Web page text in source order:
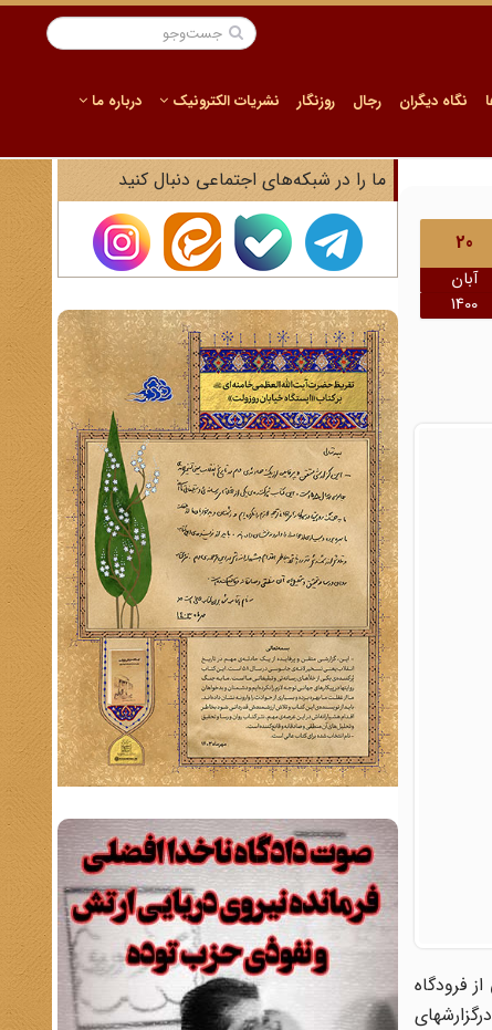
نگاه دیگران رجال روزنگار نشریات الکترونیک درباره ما
20
آبان
1400
سی 130 هرکولس آمریکایى از فرودگاه
ما را در شبکه‌های اجتماعی دنبال کنید